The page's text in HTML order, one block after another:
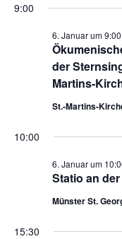
9:00
der
Martins-
6. Januar um 9:00
St.-Martins-
10:00
Statio an
6. Januar um
Münster St.
15:30